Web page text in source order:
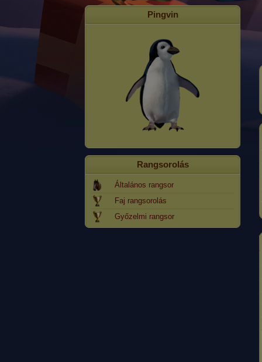
Pingvin
Rangsorolás
Általános rangsor
Faj rangsorolás
Győzelmi rangsor